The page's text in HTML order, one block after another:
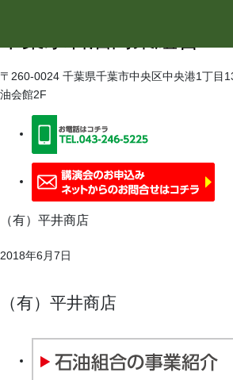
〒260-0024 千葉県千葉市中央区中央港1丁目
油会館2F
（有）平井商店
2018年6月7日
（有）平井商店